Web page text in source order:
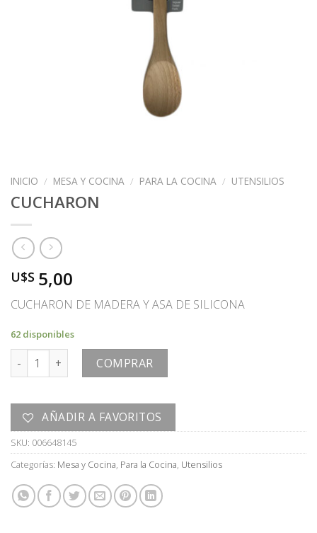
INICIO / MESA Y COCINA / PARA LA COCINA / UTENSILIOS
CUCHARON
U$S 5,00
CUCHARON DE MADERA Y ASA DE SILICONA
62 disponibles
CUCHARON cantidadCOMPRAR
AÑADIR A FAVORITOS
SKU: 006648145
Categorías: Mesa y Cocina, Para la Cocina, Utensilios